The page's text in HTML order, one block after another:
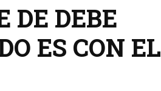
DE DEBE
ES CON EL